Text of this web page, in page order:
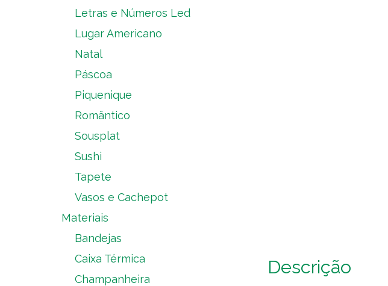
Descrição
Letras e Números Led
Lugar Americano
Natal
Páscoa
Piquenique
Romântico
Sousplat
Sushi
Tapete
Vasos e Cachepot
Materiais
Bandejas
Caixa Térmica
Champanheira